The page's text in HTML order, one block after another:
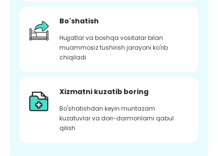
Bo'shatish
Hujjatlar va boshqa vositalar bilan
muammosiz tushirish jarayoni ko'rib
chiqiladi
Xizmatni kuzatib boring
Bo'shatishdan keyin muntazam
kuzatuvlar va dori-darmonlarni qabul
qilish